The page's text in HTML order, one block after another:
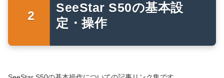
SeeStar S50の基本設
定・操作